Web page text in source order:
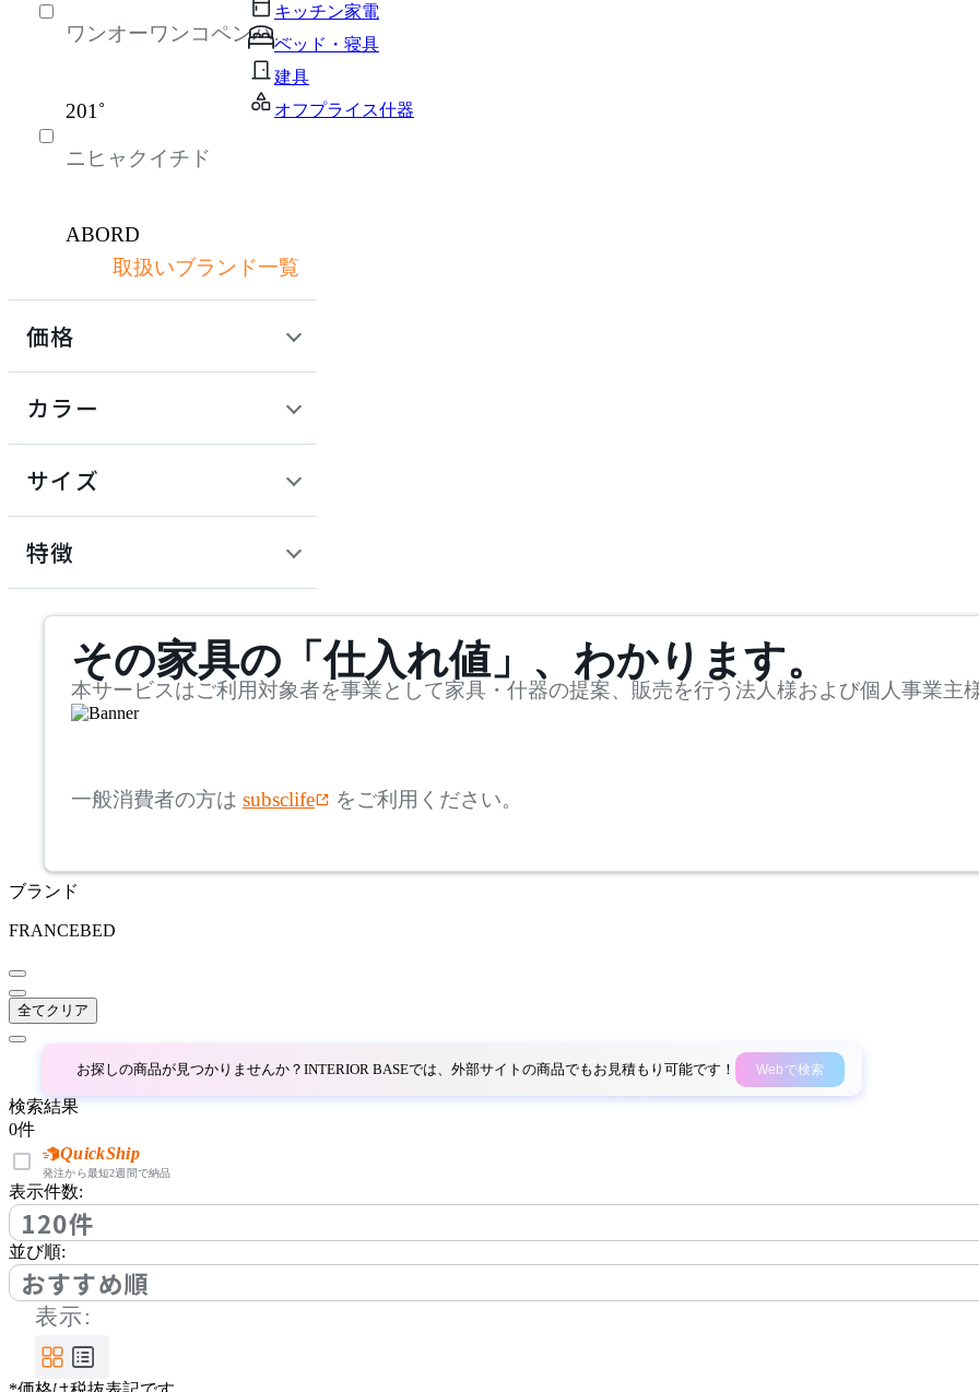
キッチン家電
ベッド・寝具
建具
オフプライス什器
パーソナルブース・集中ブース
インテリア雑貨
ライト・照明
キッチン家電
オフプライス什器
ワンオーワンコペンハー
201˚
ニヒャクイチド
ABORD
アボール
アクメファニチャー
ADAL
アダルトータルインテリ
アコレクション
アイコ
アイネクス
aluna
アルナ
Andreu World
アンドリューワールド
ANONIMA CASTELLI
取扱いブランド一覧
価格
カラー
サイズ
mm
検索
~
~
座面高
特徴
その家具の「仕入れ値」、わかります。
本サービスはご利用対象者を事業として家具・什器の提案、販売を行う法人様および個人事業主
一般消費者の方は subsclife をご利用ください。
ブランド
FRANCEBED
全てクリア
お探しの商品が見つかりませんか？INTERIOR BASEでは、外部サイトの商品でもお見積もり可能です！ Webで検索
検索結果
0件
QuickShip
発注から最短2週間で納品
表示件数:
120件
並び順:
おすすめ順
表示: